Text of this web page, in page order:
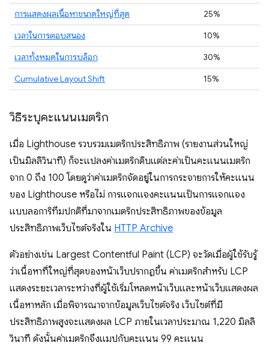
การแสดงผลเนื้อหาขนาดใหญ่ที่สุด
25%
เวลาในการตอบสนอง
10%
เวลาทั้งหมดในการบล็อก
30%
Cumulative Layout Shift
15%
วิธีระบุคะแนนเมตริก
เมื่อ Lighthouse รวบรวมเมตริกประสิทธิภาพ (รายงานส่วนใหญ่
เป็นมิลลิวินาที) ก็จะแปลงค่าเมตริกดิบแต่ละค่าเป็นคะแนนเมตริก
จาก 0 ถึง 100 โดยดูว่าค่าเมตริกจัดอยู่ในการกระจายการให้คะแนน
ของ Lighthouse หรือไม่ การแจกแจงคะแนนเป็นการแจกแจง
แบบลอการิทึมปกติที่มาจากเมตริกประสิทธิภาพของข้อมูล
ประสิทธิภาพเว็บไซต์จริงใน HTTP Archive
ตัวอย่างเช่น Largest Contentful Paint (LCP) จะวัดเมื่อผู้ใช้รับรู้
ว่าเนื้อหาที่ใหญ่ที่สุดของหน้าเว็บปรากฏขึ้น ค่าเมตริกสําหรับ LCP
แสดงระยะเวลาระหว่างที่ผู้ใช้เริ่มโหลดหน้าเว็บและหน้าเว็บแสดงผล
เนื้อหาหลัก เมื่อพิจารณาจากข้อมูลเว็บไซต์จริง เว็บไซต์ที่มี
ประสิทธิภาพสูงจะแสดงผล LCP ภายในเวลาประมาณ 1,220 มิลลิ
วินาที ดังนั้นค่าเมตริกจึงแมปกับคะแนน 99 คะแนน